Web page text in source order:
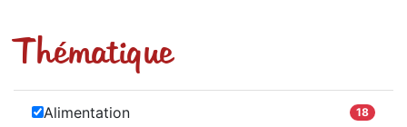
Thématique
Alimentation 18